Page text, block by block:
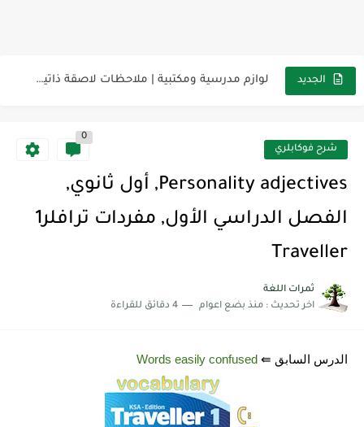
الجديد لوازم مدرسية ومكتبية | ملاحظات لاصقة ذاتية على شكل قلب...
The Winter Surprise
أهمية تعلم قواعد اللغة الإنجليزية | مكونات الجملة في اللغة...
شرح فوكابلري
0
Personality adjectives, أول ثانوي,
الفصل الدراسي الأول, مفردات ترافلر1
Traveller
ثمرات اللغة
اخر تحديث : منذ بضع اعوام 4 دقائق للقراءة
الدرس السابق ⇚ Words easily confused